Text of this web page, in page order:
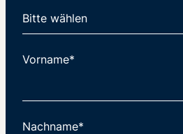
Vorname*
Nachname*